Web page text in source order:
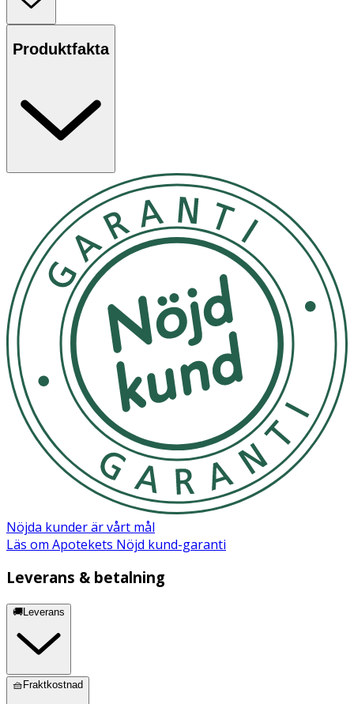
Produktfakta
Nöjda kunder är vårt mål
Läs om Apotekets Nöjd kund-garanti
Leverans & betalning
🚚Leverans
🧺Fraktkostnad